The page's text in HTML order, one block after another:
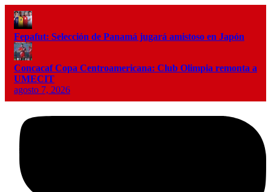
Fepafut: Selección de Panamá jugará amistoso en Japón
Concacaf Copa Centroamericana: Club Olimpia remonta a
UMECIT
agosto 7, 2026